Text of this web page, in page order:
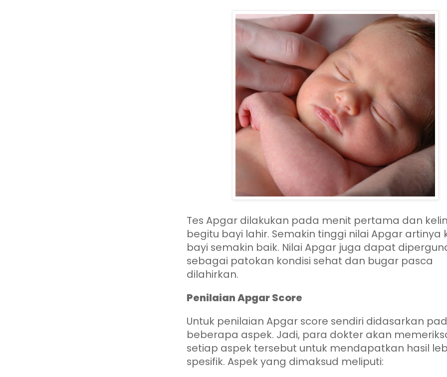
Tes Apgar dilakukan pada menit pertama dan
begitu bayi lahir. Semakin tinggi nilai Apgar artinya
bayi semakin baik. Nilai Apgar juga dapat
sebagai patokan kondisi sehat dan bugar pasca
dilahirkan.
Penilaian Apgar Score
Untuk penilaian Apgar score sendiri didasarkan
beberapa aspek. Jadi, para dokter akan
setiap aspek tersebut untuk mendapatkan hasil
spesifik. Aspek yang dimaksud meliputi: